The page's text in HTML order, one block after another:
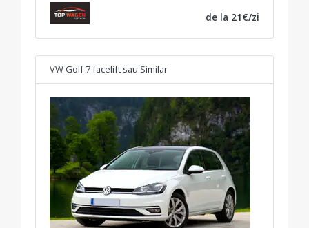
de la 21€/zi
VW Golf 7 facelift sau Similar